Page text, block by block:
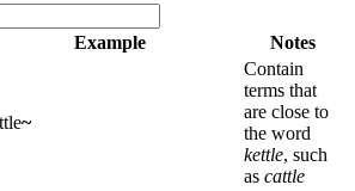
Example Notes
~
Contain
terms that
are close to
the word
kettle, such
as cattle